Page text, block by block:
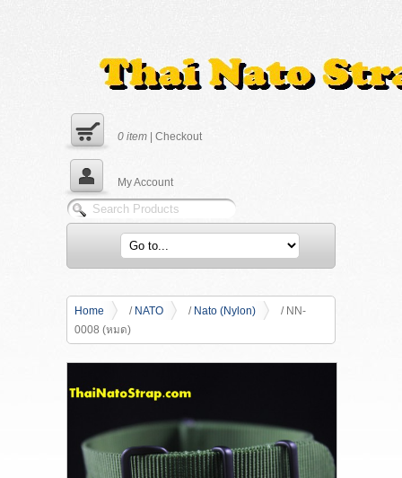
0 item | Checkout
My Account
Home / NATO / Nato (Nylon)
/ NN-
0008 (หมด)